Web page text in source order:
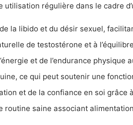
régulière dans le cadre
la libido et du désir sexuel,
de testostérone et à
et de l’endurance
ce qui peut soutenir une
et de la confiance en soi
routine saine associant